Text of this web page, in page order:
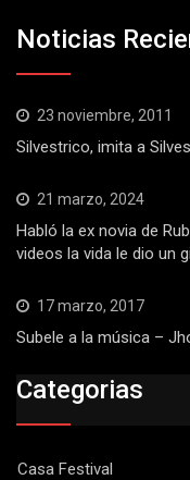
Noticias
23 noviembre, 2011
Silvestrico, imita a
21 marzo, 2024
Habló la ex novia de
videos la vida le dio un
17 marzo, 2017
Subele a la música –
Categorias
Casa Festival